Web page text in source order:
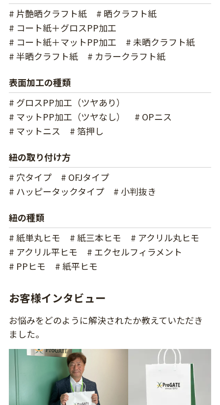
# 片艶晒クラフト紙
# 晒クラフト紙
# コート紙＋グロスPP加工
# コート紙＋マットPP加工
# 未晒クラフト紙
# 半晒クラフト紙
# カラークラフト紙
表面加工の種類
# グロスPP加工（ツヤあり）
# マットPP加工（ツヤなし）
# OPニス
# マットニス
# 箔押し
紐の取り付け方
# 穴タイプ
# OFJタイプ
# ハッピータックタイプ
# 小判抜き
紐の種類
# 紙単丸ヒモ
# 紙三本ヒモ
# アクリル丸ヒモ
# アクリル平ヒモ
# エクセルフィラメント
# PPヒモ
# 紙平ヒモ
お客様インタビュー
お悩みをどのように解決されたか教えていただき
ました。